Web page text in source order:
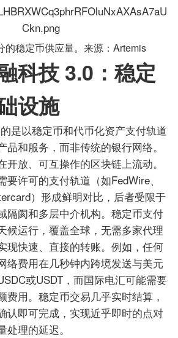
的稳定币供应量。来源：Artemis
科技 3.0：稳定
设施
是以稳定币和代币化资产支付轨道
品和服务，而非传统的银行网络。
开放、可互操作的区块链上流动。
许可的支付轨道（如FedWire、
）形成鲜明对比，后者受限于
隔阂和多层中介机构。稳定币支付
候运行，覆盖全球，无需多家代理
现快速、直接的转账。例如，任何
络费用在几秒钟内跨境发送与美元
或USDT，而国际电汇可能需要
费用。稳定币交易几乎实时结算，
认即可完成，实现近乎即时的点对
理的延迟。